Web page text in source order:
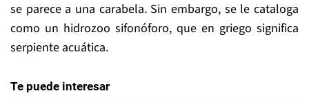
se parece a una carabela. Sin embargo, se le cataloga
como un hidrozoo sifonóforo, que en griego significa
serpiente acuática.
Te puede interesar